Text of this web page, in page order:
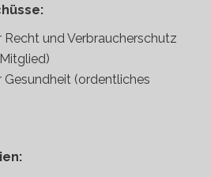
Recht und Verbraucherschutz
Gesundheit (ordentliches